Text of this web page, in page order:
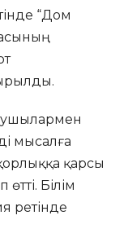
“Дом
мысалға
қарсы
Білім
ретінде